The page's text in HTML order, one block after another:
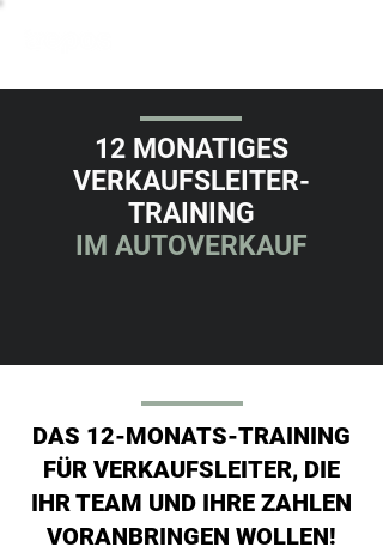
12 MONATIGES
VERKAUFSLEITER-
TRAINING
IM AUTOVERKAUF
DAS 12-MONATS-TRAINING
FÜR VERKAUFSLEITER, DIE
IHR TEAM UND IHRE ZAHLEN
VORANBRINGEN WOLLEN!